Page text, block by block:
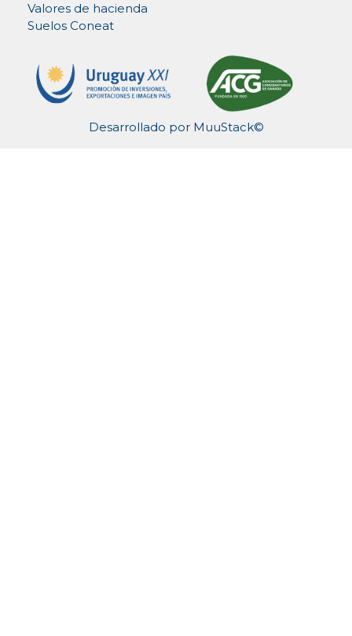
Valores de hacienda
Suelos Coneat
Desarrollado por MuuStack©